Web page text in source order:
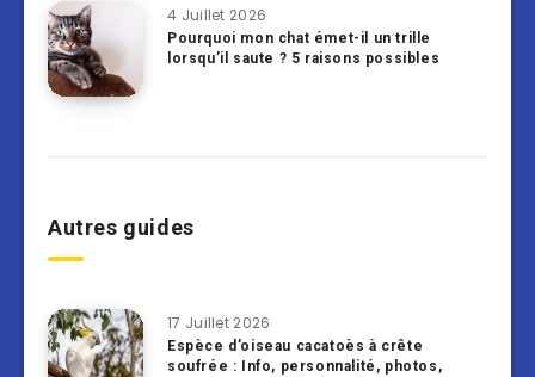
4 Juillet 2026
Pourquoi mon chat émet-il un trille
lorsqu’il saute ? 5 raisons possibles
Autres guides
17 Juillet 2026
Espèce d’oiseau cacatoès à crête
soufrée : Info, personnalité, photos,